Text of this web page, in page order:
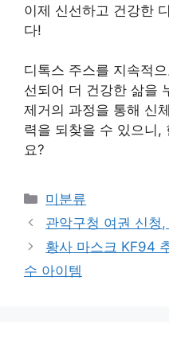
이제 신선하고 건강한
다!
디톡스 주스를 지속적
선되어 더 건강한 삶을
제거의 과정을 통해 신
력을 되찾을 수 있으니,
요?
Categories
미분류
관악구청 여권 신청
황사 마스크 KF94
수 아이템